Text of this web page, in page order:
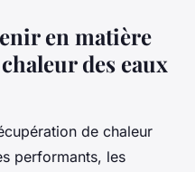
en matière
des eaux
de chaleur
performants, les